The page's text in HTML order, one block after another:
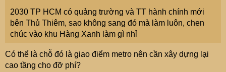
2030 TP HCM có quảng trường và TT hành chính mới
bên Thủ Thiêm, sao không sang đó mà làm luôn, chen
chúc vào khu Hàng Xanh làm gì nhỉ
Có thể là chỗ đó là giao điểm metro nên cần xây dựng lại
cao tầng cho đỡ phí?